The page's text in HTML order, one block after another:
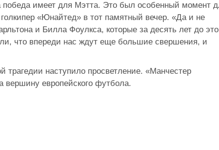
победа имеет для Мэтта. Это был особенный момент
«Юнайтед» в тот памятный вечер. «Да и не
и Билла Фоулкса, которые за десять лет до
что впереди нас ждут еще большие свершения, и
трагедии наступило просветление. «Манчестер
вершину европейского футбола.